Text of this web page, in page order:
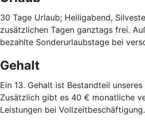
30 Tage Urlaub; Heiligabend,
zusätzlichen Tagen ganztags frei.
bezahlte Sonderurlaubstage bei
Gehalt
Ein 13. Gehalt ist Bestandteil
Zusätzlich gibt es 40 € monatliche
Leistungen bei Vollzeitbeschäftigung.